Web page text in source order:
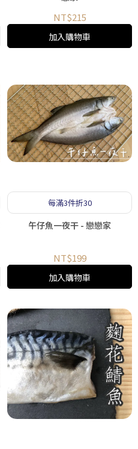
NT$215
加入購物車
每滿3件折30
午仔魚一夜干 - 戀戀家
NT$199
加入購物車